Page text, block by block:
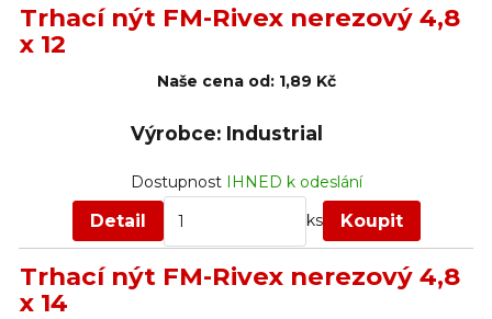
Trhací nýt FM-Rivex nerezový 4,8
x 12
Naše cena od:1,89 Kč
Výrobce: Industrial
DostupnostIHNED k odeslání
Detail ks Koupit
Trhací nýt FM-Rivex nerezový 4,8
x 14